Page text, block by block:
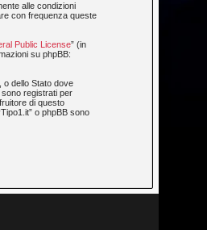
alle condizioni
con frequenza queste
Public License” (in
su phpBB:
o dello Stato dove
sono registrati per
di questo
o phpBB sono